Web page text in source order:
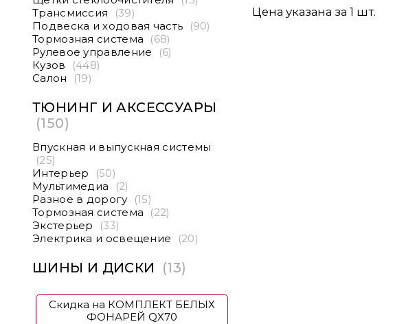
Трансмиссия
(39)
Подвеска и ходовая часть
(90)
Тормозная система
(68)
Рулевое управление
(6)
Кузов
(448)
Салон
(19)
ТЮНИНГ И АКСЕССУАРЫ
(150)
Впускная и выпускная системы
(25)
Интерьер
(50)
Мультимедиа
(2)
Разное в дорогу
(15)
Тормозная система
(22)
Экстерьер
(33)
Электрика и освещение
(20)
ШИНЫ И ДИСКИ (13)
Скидка на КОМПЛЕКТ БЕЛЫХ
ФОНАРЕЙ QX70
Цена указана за 1 шт.